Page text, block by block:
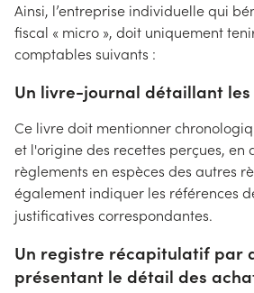
Ainsi, l’entreprise individuelle qui
fiscal « micro », doit uniquement
comptables suivants :
Un livre-journal détaillant
Ce livre doit mentionner
et l'origine des recettes perçues, en
règlements en espèces des autres
également indiquer les références
justificatives correspondantes.
Un registre récapitulatif par
présentant le détail des